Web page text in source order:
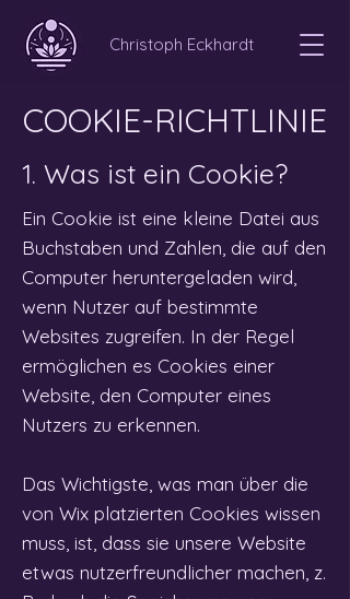
Christoph Eckhardt
COOKIE-RICHTLINIE
1. Was ist ein Cookie?
Ein Cookie ist eine kleine Datei aus
Buchstaben und Zahlen, die auf den
Computer heruntergeladen wird,
wenn Nutzer auf bestimmte
Websites zugreifen. In der Regel
ermöglichen es Cookies einer
Website, den Computer eines
Nutzers zu erkennen.
Das Wichtigste, was man über die
von Wix platzierten Cookies wissen
muss, ist, dass sie unsere Website
etwas nutzerfreundlicher machen, z.